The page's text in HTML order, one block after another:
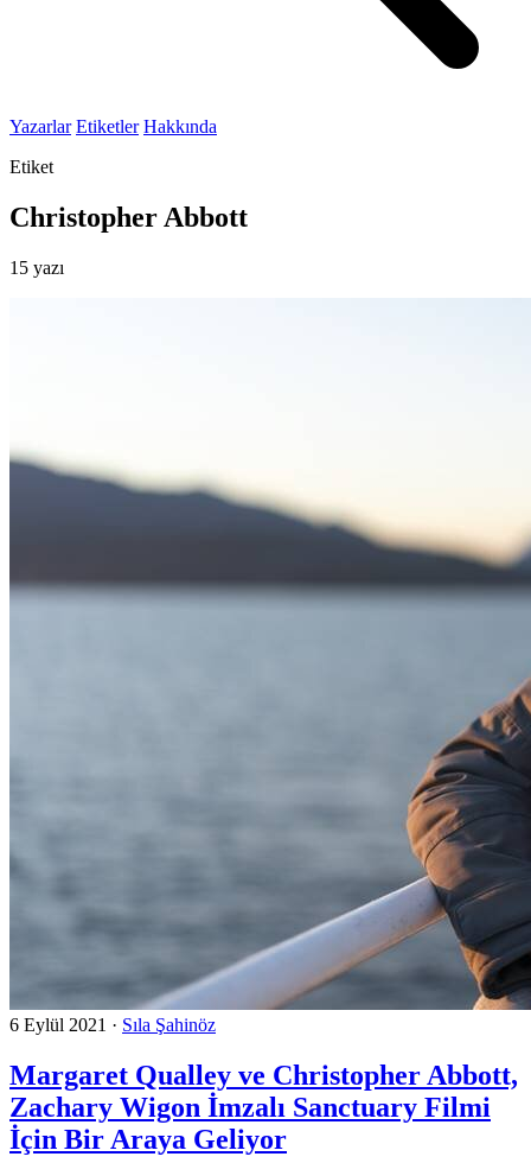
Yazarlar Etiketler Hakkında
Etiket
Christopher Abbott
15 yazı
6 Eylül 2021 · Sıla Şahinöz
Margaret Qualley ve Christopher Abbott,
Zachary Wigon İmzalı Sanctuary Filmi
İçin Bir Araya Geliyor